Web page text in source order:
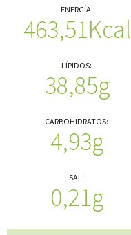
ENERGÍA:
463,51Kcal
LÍPIDOS:
38,85g
CARBOHIDRATOS:
4,93g
SAL:
0,21g